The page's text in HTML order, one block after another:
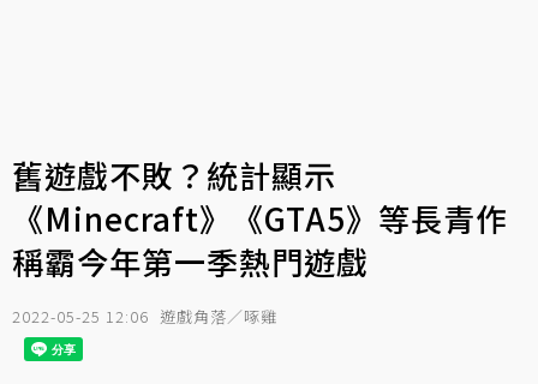
舊遊戲不敗？統計顯示
《Minecraft》《GTA5》等長青作
稱霸今年第一季熱門遊戲
2022-05-25 12:06 遊戲角落／啄雞